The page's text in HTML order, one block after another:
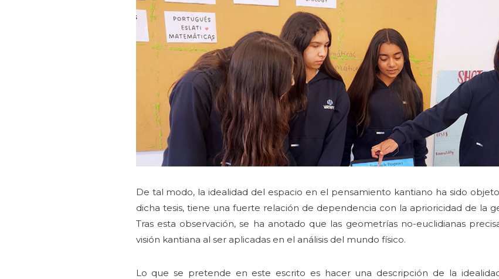
De tal modo, la idealidad del espacio en el pensamiento kantiano ha sido
dicha tesis, tiene una fuerte relación de dependencia con la aprioricidad de la
Tras esta observación, se ha anotado que las geometrías no-euclidianas
visión kantiana al ser aplicadas en el análisis del mundo físico.
Lo que se pretende en este escrito es hacer una descripción de la